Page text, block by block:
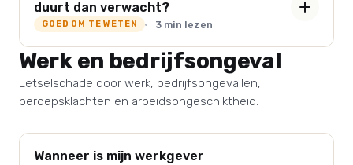
duurt dan verwacht?
GOED OM TE WETEN 3 min lezen
Werk en bedrijfsongeval
Letselschade door werk, bedrijfsongevallen,
beroepsklachten en arbeidsongeschiktheid.
Wanneer is mijn werkgever